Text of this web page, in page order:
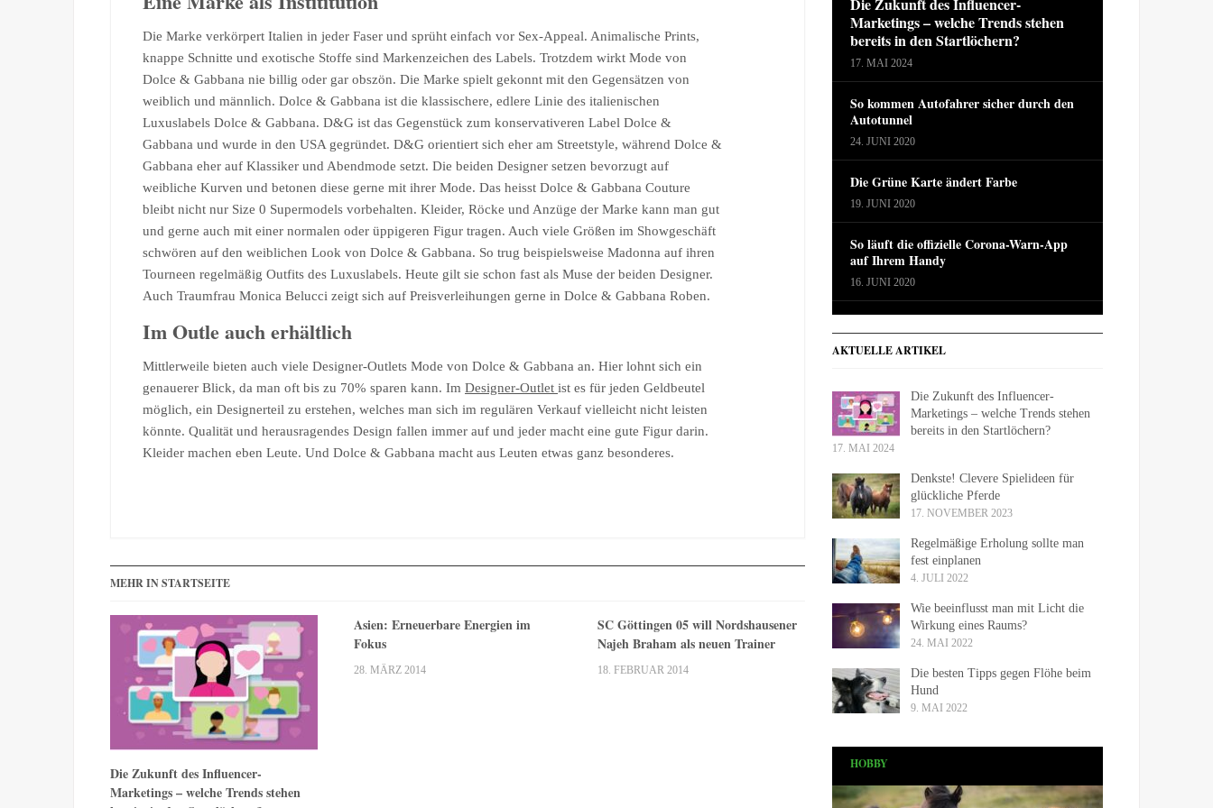
Die Marke verkörpert Italien in jeder Faser und sprüht einfach vor Sex-Appeal. Animalische Prints,
knappe Schnitte und exotische Stoffe sind Markenzeichen des Labels. Trotzdem wirkt Mode von
Dolce & Gabbana nie billig oder gar obszön. Die Marke spielt gekonnt mit den Gegensätzen von
weiblich und männlich. Dolce & Gabbana ist die klassischere, edlere Linie des italienischen
Luxuslabels Dolce & Gabbana. D&G ist das Gegenstück zum konservativeren Label Dolce &
Gabbana und wurde in den USA gegründet. D&G orientiert sich eher am Streetstyle, während Dolce &
Gabbana eher auf Klassiker und Abendmode setzt. Die beiden Designer setzen bevorzugt auf
weibliche Kurven und betonen diese gerne mit ihrer Mode. Das heisst Dolce & Gabbana Couture
bleibt nicht nur Size 0 Supermodels vorbehalten. Kleider, Röcke und Anzüge der Marke kann man gut
und gerne auch mit einer normalen oder üppigeren Figur tragen. Auch viele Größen im Showgeschäft
schwören auf den weiblichen Look von Dolce & Gabbana. So trug beispielsweise Madonna auf ihren
Tourneen regelmäßig Outfits des Luxuslabels. Heute gilt sie schon fast als Muse der beiden Designer.
Auch Traumfrau Monica Belucci zeigt sich auf Preisverleihungen gerne in Dolce & Gabbana Roben.
Im Outle auch erhältlich
Mittlerweile bieten auch viele Designer-Outlets Mode von Dolce & Gabbana an. Hier lohnt sich ein
genauerer Blick, da man oft bis zu 70% sparen kann. Im Designer-Outlet ist es für jeden Geldbeutel
möglich, ein Designerteil zu erstehen, welches man sich im regulären Verkauf vielleicht nicht leisten
könnte. Qualität und herausragendes Design fallen immer auf und jeder macht eine gute Figur darin.
Kleider machen eben Leute. Und Dolce & Gabbana macht aus Leuten etwas ganz besonderes.
MEHR IN STARTSEITE
Die Zukunft des Influencer-
Marketings – welche Trends stehen
Asien: Erneuerbare Energien im
Fokus
28. MÄRZ 2014
SC Göttingen 05 will Nordshausener
Najeh Braham als neuen Trainer
18. FEBRUAR 2014
Marketings – welche Trends stehen
bereits in den Startlöchern?
17. MAI 2024
So kommen Autofahrer sicher durch den
Autotunnel
24. JUNI 2020
Die Grüne Karte ändert Farbe
19. JUNI 2020
So läuft die offizielle Corona-Warn-App
auf Ihrem Handy
16. JUNI 2020
AKTUELLE ARTIKEL
Die Zukunft des Influencer-
Marketings – welche Trends stehen
bereits in den Startlöchern?
17. MAI 2024
Denkste! Clevere Spielideen für
glückliche Pferde
17. NOVEMBER 2023
Regelmäßige Erholung sollte man
fest einplanen
4. JULI 2022
Wie beeinflusst man mit Licht die
Wirkung eines Raums?
24. MAI 2022
Die besten Tipps gegen Flöhe beim
Hund
9. MAI 2022
HOBBY